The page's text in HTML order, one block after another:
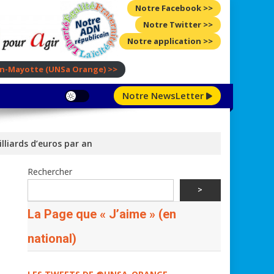
Notre Facebook >>
Notre Twitter >>
Notre application >>
Mayotte (UNSa Orange) >>
Notre NewsLetter
d’euros par an
Rechercher
>
La Page que « J’aime » (en
national)